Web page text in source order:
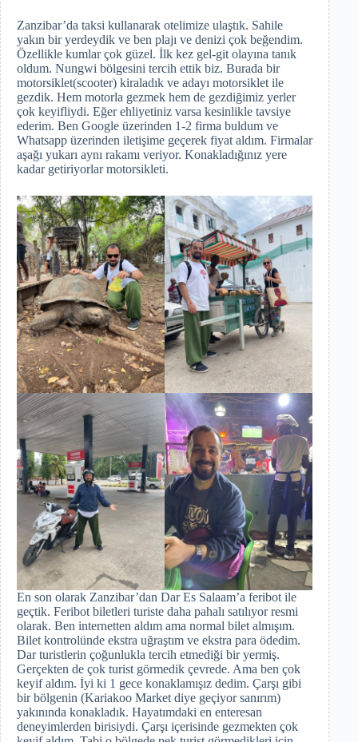
Zanzibar’da taksi kullanarak otelimize ulaştık. Sahile
yakın bir yerdeydik ve ben plajı ve denizi çok beğendim.
Özellikle kumlar çok güzel. İlk kez gel-git olayına tanık
oldum. Nungwi bölgesini tercih ettik biz. Burada bir
motorsiklet(scooter) kiraladık ve adayı motorsiklet ile
gezdik. Hem motorla gezmek hem de gezdiğimiz yerler
çok keyifliydi. Eğer ehliyetiniz varsa kesinlikle tavsiye
ederim. Ben Google üzerinden 1-2 firma buldum ve
Whatsapp üzerinden iletişime geçerek fiyat aldım. Firmalar
aşağı yukarı aynı rakamı veriyor. Konakladığınız yere
kadar getiriyorlar motorsikleti.
En son olarak Zanzibar’dan Dar Es Salaam’a feribot ile
geçtik. Feribot biletleri turiste daha pahalı satılıyor resmi
olarak. Ben internetten aldım ama normal bilet almışım.
Bilet kontrolünde ekstra uğraştım ve ekstra para ödedim.
Dar turistlerin çoğunlukla tercih etmediği bir yermiş.
Gerçekten de çok turist görmedik çevrede. Ama ben çok
keyif aldım. İyi ki 1 gece konaklamışız dedim. Çarşı gibi
bir bölgenin (Kariakoo Market diye geçiyor sanırım)
yakınında konakladık. Hayatımdaki en enteresan
deneyimlerden birisiydi. Çarşı içerisinde gezmekten çok